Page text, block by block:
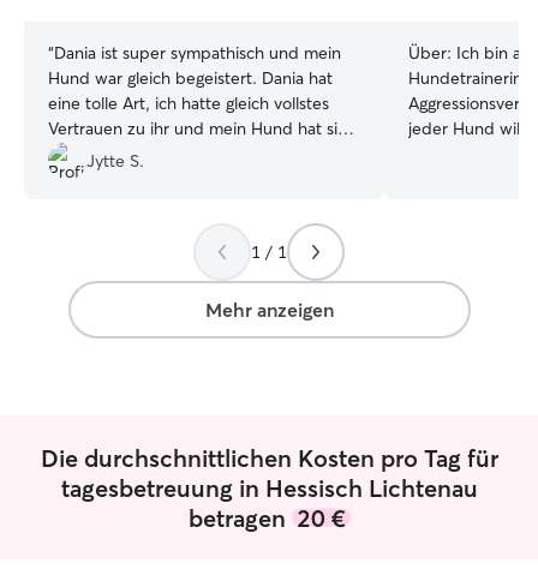
“Dania ist super sympathisch und mein
Hund war gleich begeistert. Dania hat
eine tolle Art, ich hatte gleich vollstes
Vertrauen zu ihr und mein Hund hat sich
sehr wohl gefühlt. Wir freuen uns schon
auf das nächste Mal
Jytte S.
Über: Ich bin
Hundetrainerin
jeder Hund
Home Office,
Betreuung
können die
Natürlich
extra Bereichen
1 / 1
Mehr anzeigen
Die durchschnittlichen Kosten pro Tag für
tagesbetreuung in Hessisch Lichtenau
betragen 20 €